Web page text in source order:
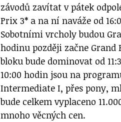
závodů zavítat v pátek
Prix 3* a na ní naváže od
Sobotními vrcholy budou
hodinu později začne
bloku bude dominovat od
10:00 hodin jsou na
Intermediate I, přes pony,
bude celkem vyplaceno
mnoho věcných cen.